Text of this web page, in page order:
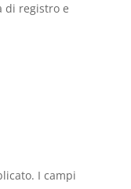
di registro e
I campi